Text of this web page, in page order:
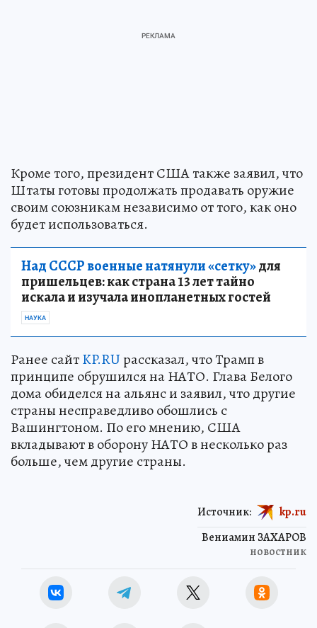
Кроме того, президент США также заявил, что
Штаты готовы продолжать продавать оружие
своим союзникам независимо от того, как оно
будет использоваться.
Над СССР военные натянули «сетку»для
пришельцев: как страна 13 лет тайно
искала и изучала инопланетных гостей
НАУКА
Ранее сайтKP.RUрассказал, что Трамп в
принципе обрушился на НАТО. Глава Белого
дома обиделся на альянс и заявил, что другие
страны несправедливо обошлись с
Вашингтоном. По его мнению, США
вкладывают в оборону НАТО в несколько раз
больше, чем другие страны.
Вениамин ЗАХАРОВ
новостник
Источник: kp.ru